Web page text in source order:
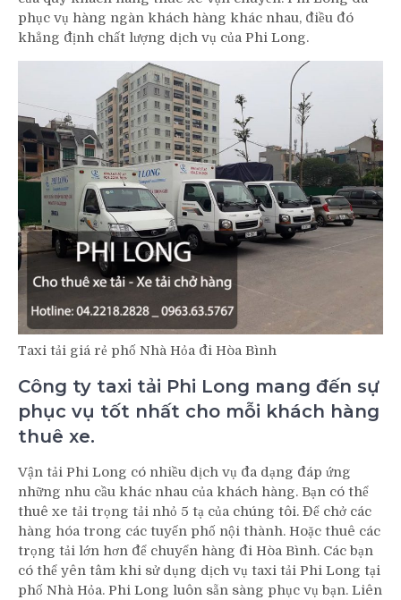
phục vụ hàng ngàn khách hàng khác nhau, điều đó
khẳng định chất lượng dịch vụ của Phi Long.
Taxi tải giá rẻ phố Nhà Hỏa đi Hòa Bình
Công ty taxi tải Phi Long mang đến sự
phục vụ tốt nhất cho mỗi khách hàng
thuê xe.
Vận tải Phi Long có nhiều dịch vụ đa dạng đáp ứng
những nhu cầu khác nhau của khách hàng. Bạn có thể
thuê xe tải trọng tải nhỏ 5 tạ của chúng tôi. Để chở các
hàng hóa trong các tuyến phố nội thành. Hoặc thuê các
trọng tải lớn hơn để chuyển hàng đi Hòa Bình. Các bạn
có thể yên tâm khi sử dụng dịch vụ taxi tải Phi Long tại
phố Nhà Hỏa. Phi Long luôn sẵn sàng phục vụ bạn. Liên